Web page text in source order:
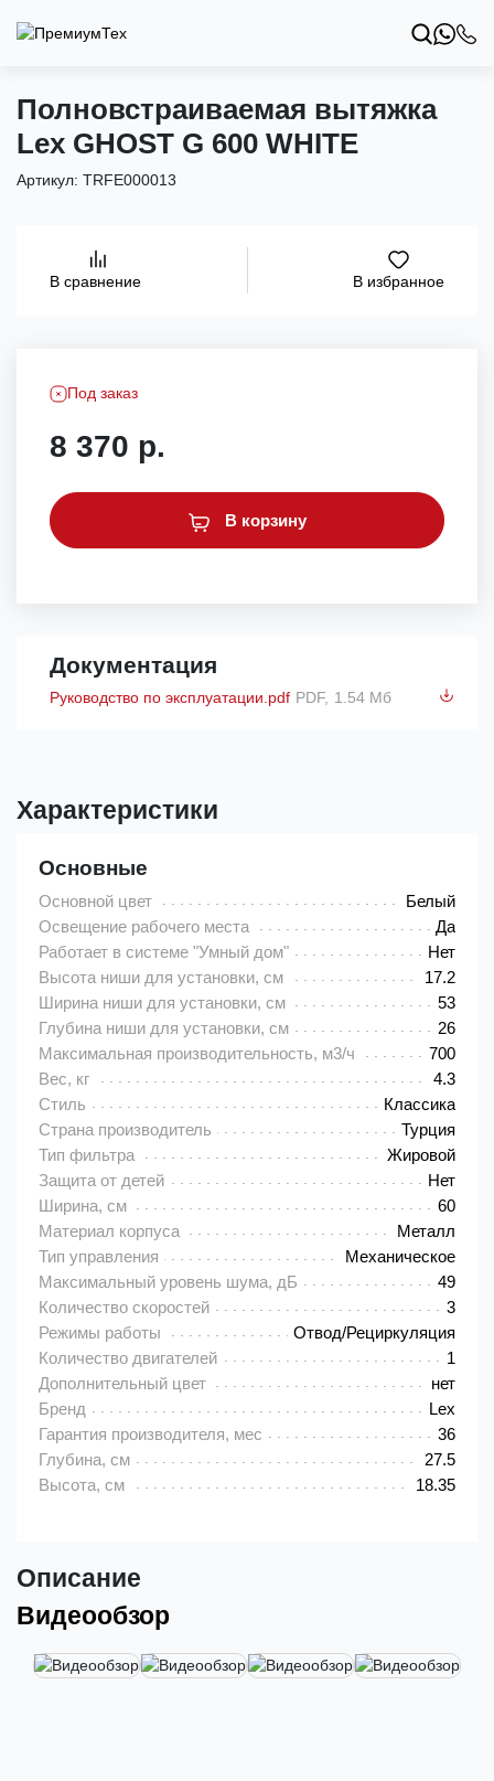
Полновстраиваемая вытяжка
Lex GHOST G 600 WHITE
Артикул: TRFE000013
В сравнение В избранное
Под заказ
8 370 р.
В корзину
Документация
Руководство по эксплуатации.pdf PDF, 1.54 Мб
Характеристики
Основные
Основной цвет
Белый
Освещение рабочего места
Да
Работает в системе "Умный дом"
Нет
Высота ниши для установки, см
17.2
Ширина ниши для установки, см
53
Глубина ниши для установки, см
26
Максимальная производительность, м3/ч
700
Вес, кг
4.3
Стиль
Классика
Страна производитель
Турция
Тип фильтра
Жировой
Защита от детей
Нет
Ширина, см
60
Материал корпуса
Металл
Тип управления
Механическое
Максимальный уровень шума, дБ
49
Количество скоростей
3
Режимы работы
Отвод/Рециркуляция
Количество двигателей
1
Дополнительный цвет
нет
Бренд
Lex
Гарантия производителя, мес
36
Глубина, см
27.5
Высота, см
18.35
Описание
Видеообзор